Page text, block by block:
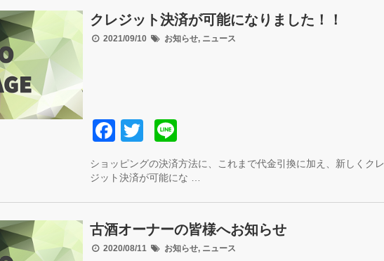
クレジット決済が可能になりました！！
2021/09/10 お知らせ, ニュース
F
a
c
e
b
o
wi
tt
er
n
e
ショッピングの決済方法に、これまで代金引換に加え、新しくクレ
ジット決済が可能にな …
古酒オーナーの皆様へお知らせ
2020/08/11 お知らせ, ニュース